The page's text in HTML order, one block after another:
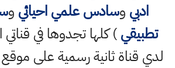
ادبي وسادس علمي احيائي و
تطبيقي) كلها تجدوها في
لدي قناة ثانية رسمية على